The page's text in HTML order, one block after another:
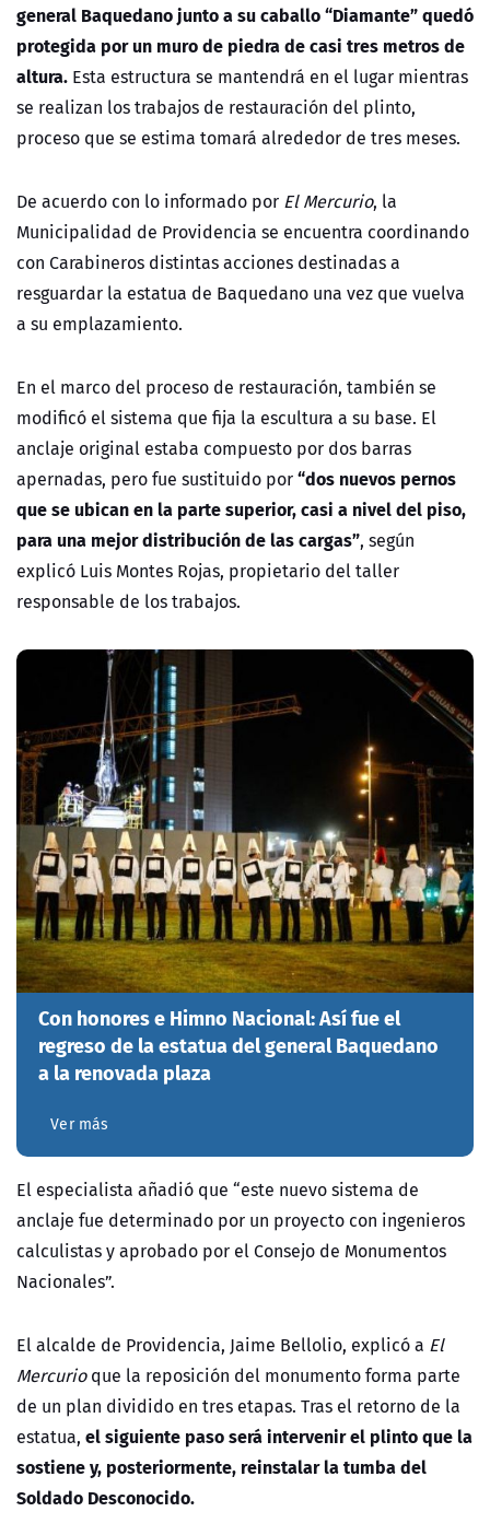
general Baquedano junto a su caballo “Diamante” quedó
protegida por un muro de piedra de casi tres metros de
altura. Esta estructura se mantendrá en el lugar mientras
se realizan los trabajos de restauración del plinto,
proceso que se estima tomará alrededor de tres meses.
De acuerdo con lo informado por El Mercurio, la
Municipalidad de Providencia se encuentra coordinando
con Carabineros distintas acciones destinadas a
resguardar la estatua de Baquedano una vez que vuelva
a su emplazamiento.
En el marco del proceso de restauración, también se
modificó el sistema que fija la escultura a su base. El
anclaje original estaba compuesto por dos barras
apernadas, pero fue sustituido por“dos nuevos pernos
que se ubican en la parte superior, casi a nivel del piso,
para una mejor distribución de las cargas”, según
explicó Luis Montes Rojas, propietario del taller
responsable de los trabajos.
Con honores e Himno Nacional: Así fue el
regreso de la estatua del general Baquedano
a la renovada plaza
Ver más
El especialista añadió que “este nuevo sistema de
anclaje fue determinado por un proyecto con ingenieros
calculistas y aprobado por el Consejo de Monumentos
Nacionales”.
El alcalde de Providencia, Jaime Bellolio, explicó a El
Mercurioque la reposición del monumento forma parte
de un plan dividido en tres etapas. Tras el retorno de la
estatua, el siguiente paso será intervenir el plinto que la
sostiene y, posteriormente, reinstalar la tumba del
Soldado Desconocido.